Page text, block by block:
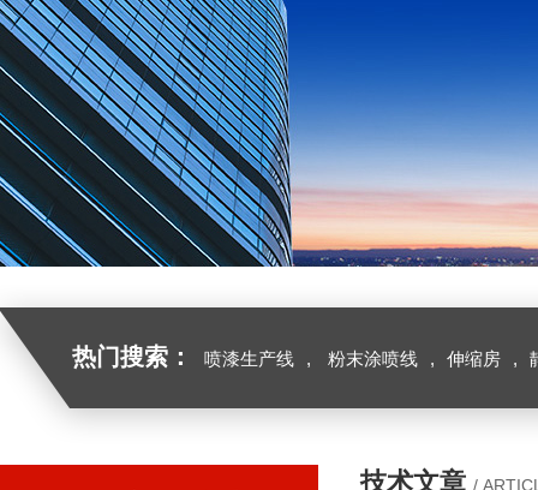
热门搜索： 喷漆生产线 , 粉末涂喷线 , 伸缩房 ,
技术文章 /